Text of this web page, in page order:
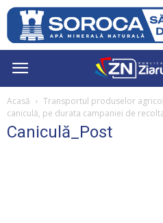
Acasă
Transportul produselor
caniculă, pe durata campaniei de
Caniculă_Post